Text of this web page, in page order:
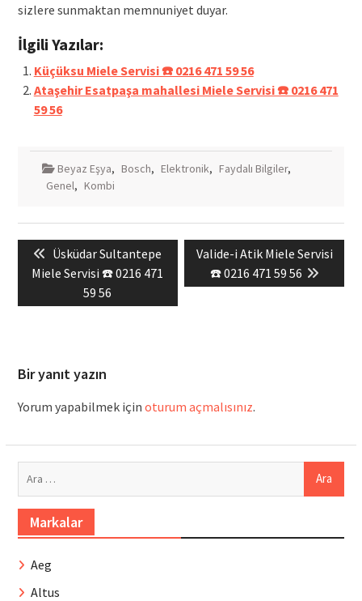
sizlere sunmaktan memnuniyet duyar.
İlgili Yazılar:
Küçüksu Miele Servisi ☎️ 0216 471 59 56
Ataşehir Esatpaşa mahallesi Miele Servisi ☎️ 0216 471
59 56
Beyaz Eşya, Bosch, Elektronik, Faydalı Bilgiler,
Genel, Kombi
gezinmesi
Previous
post:
Üsküdar Sultantepe
Miele Servisi ☎️ 0216 471
59 56
Next
post:
Valide-i Atik Miele Servisi
☎️ 0216 471 59 56
Bir yanıt yazın
Yorum yapabilmek için oturum açmalısınız.
Markalar
Aeg
Altus